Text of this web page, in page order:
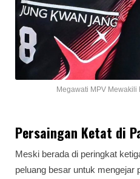
Megawati MPV
Persaingan Ketat di
Meski berada di peringkat
peluang besar untuk mengejar